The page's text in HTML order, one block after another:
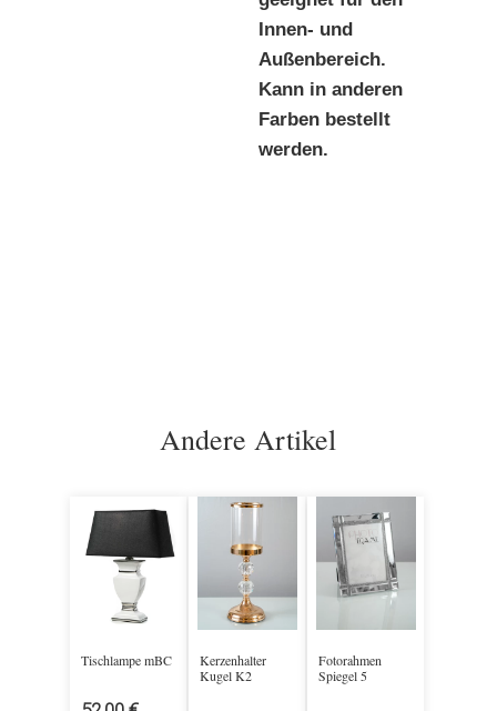
Innen- und
Außenbereich.
Kann in anderen
Farben bestellt
werden.
Tischlampe mBC
Kerzenhalter
Kugel K2
Fotorahmen
Spiegel 5
Andere Artikel